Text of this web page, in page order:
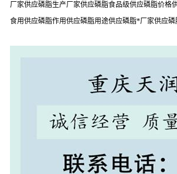
厂家供应磷脂生产厂家供应磷脂食品级供应磷脂价格
食用供应磷脂作用供应磷脂用途供应磷脂*厂家供应磷